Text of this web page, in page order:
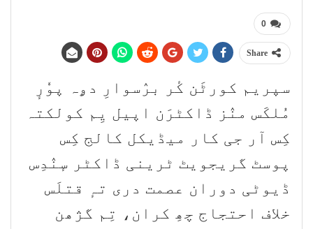
0
Share
سپریم کورٹَن کٔر برٛسوارِ دۄہ پوٗرٕ
مُلکَس منٛز ڈاکٹرَن اپیل یِم کولکتہ
کِس آر جی کار میڈیکل کالج کِس
پوسٹ گریجویٹ ٹرینی ڈاکٹر سٕنٛدِس
ڈیوٹی دوران عصمت دری تہٕ قتلَس
خلاف احتجاج چھِ کران، تِم گژھن